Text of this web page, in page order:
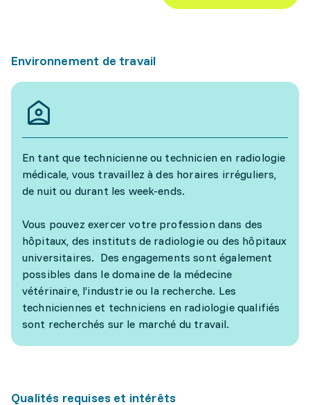
Environnement de travail
En tant que technicienne ou technicien en radiologie
médicale, vous travaillez à des horaires irréguliers,
de nuit ou durant les week-ends.
Vous pouvez exercer votre profession dans des
hôpitaux, des instituts de radiologie ou des hôpitaux
universitaires. Des engagements sont également
possibles dans le domaine de la médecine
vétérinaire, l’industrie ou la recherche. Les
techniciennes et techniciens en radiologie qualifiés
sont recherchés sur le marché du travail.
Qualités requises et intérêts